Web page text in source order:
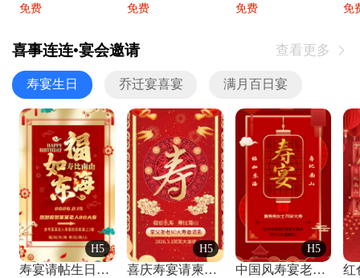
免费 免费 免费 免
喜事连连•宴会邀请 查看更多 
寿宴生日 乔迁宴喜宴 满月百日宴
H5
寿宴请帖生日宴邀请函老人寿星生日快乐祝寿
H5
喜庆寿宴请柬老人生日宴会邀请函请柬过大寿
H5
中国风寿宴老人生日宴会邀请函寿宴请帖请柬